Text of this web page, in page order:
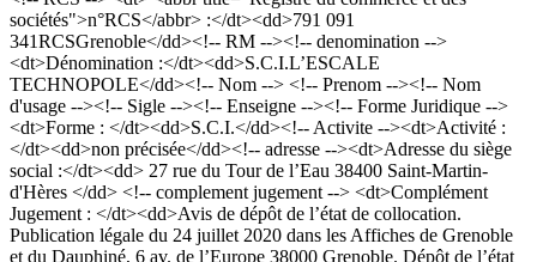
sociétés">n°RCS</abbr> :</dt><dd>791 091
341RCSGrenoble</dd><!-- RM --><!-- denomination -->
<dt>Dénomination :</dt><dd>S.C.I.L’ESCALE
TECHNOPOLE</dd><!-- Nom --> <!-- Prenom --><!-- Nom
d'usage --><!-- Sigle --><!-- Enseigne --><!-- Forme Juridique -->
<dt>Forme : </dt><dd>S.C.I.</dd><!-- Activite --><dt>Activité :
</dt><dd>non précisée</dd><!-- adresse --><dt>Adresse du siège
social :</dt><dd> 27 rue du Tour de l’Eau 38400 Saint-Martin-
d'Hères </dd> <!-- complement jugement --> <dt>Complément
Jugement : </dt><dd>Avis de dépôt de l’état de collocation.
Publication légale du 24 juillet 2020 dans les Affiches de Grenoble
et du Dauphiné, 6 av. de l’Europe 38000 Grenoble. Dépôt de l’état